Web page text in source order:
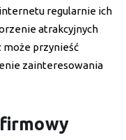
regularnie ich
atrakcyjnych
może przynieść
zainteresowania
firmowy